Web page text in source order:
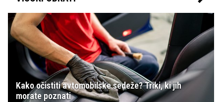
Kako očistiti avtomobilske sedeže? Triki, ki jih
morate poznati